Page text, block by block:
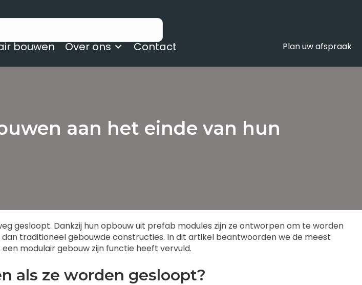
bouwen Over ons Contact Plan uw afspraak
aan het einde van hun
gesloopt. Dankzij hun opbouw uit prefab modules zijn ze ontworpen om te worden
traditioneel gebouwde constructies. In dit artikel beantwoorden we de meest
modulair gebouw zijn functie heeft vervuld.
als ze worden gesloopt?